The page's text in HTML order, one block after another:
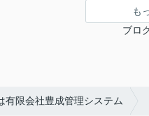
も
ブロ
有限会社豊成管理システム